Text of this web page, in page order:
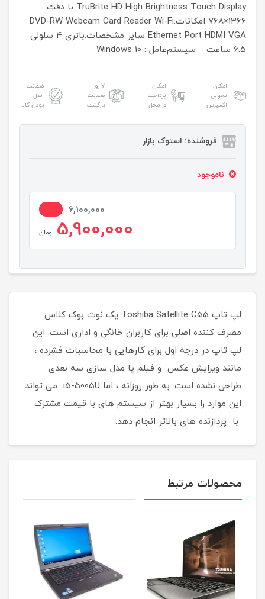
TruBrite HD High Brightness Touch Display با دقت
1366×768
امکانات:DVD-RW Webcam Card Reader Wi-Fi
Ethernet Port HDMI VGA
سایر مشخصات:باتری 4 سلولی –
6.5 ساعت – سیستم‌عامل : Windows 10
امکان
تحویل
اکسپرس
امکان
پرداخت
در محل
۷ روز
ضمانت
بازگشت
ضمانت
اصل
بودن کالا
فروشنده: استوک بازار
ناموجود
6,100,000
5,900,000 تومان
لپ تاپ Toshiba Satellite C55 یک نوت بوک کلاس
مصرف کننده اصلی برای کاربران خانگی و اداری است. این
لپ تاپ در درجه اول برای کارهایی با محاسبات فشرده ،
مانند ویرایش عکس و فیلم یا مدل سازی سه بعدی
طراحی نشده است. به طور روزانه ، اما i5-5005U می تواند
این موارد را بسیار بهتر از سیستم های با قیمت مشترک
با پردازنده های بالاتر انجام دهد.
محصولات مرتبط